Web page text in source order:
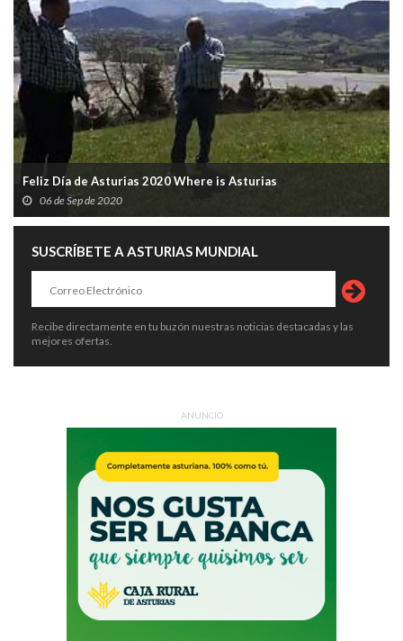
Feliz Día de Asturias 2020 Where is Asturias
06 de Sep de 2020
SUSCRÍBETE A ASTURIAS MUNDIAL
Recibe directamente en tu buzón nuestras noticias destacadas y las
mejores ofertas.
ANUNCIO